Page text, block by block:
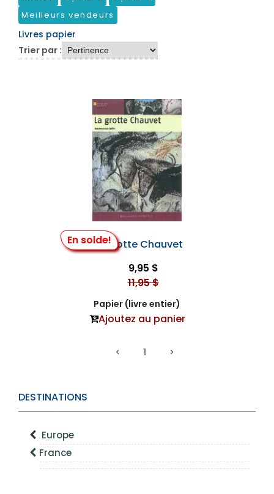
DESTINATIONS
Europe
France
Meilleurs vendeurs
Livres papier
Trier par :
En solde!La Grotte Chauvet
9,95 $
11,95 $
Papier (livre entier)
Ajoutez au panier
1